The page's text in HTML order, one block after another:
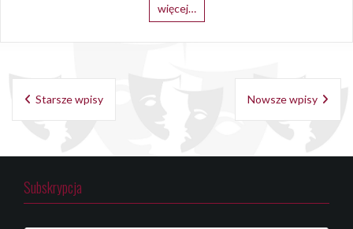
więcej…
Nawigacja
Starsze wpisy Nowsze wpisy
Subskrypcja